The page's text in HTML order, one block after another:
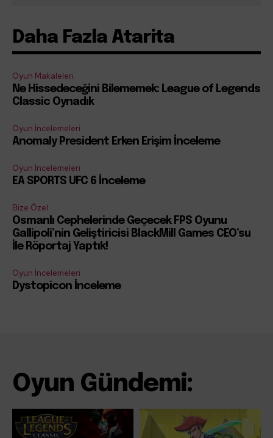
Daha Fazla Atarita
Oyun Makaleleri
Ne Hissedeceğini Bilememek: League of Legends
Classic Oynadık
Oyun İncelemeleri
Anomaly President Erken Erişim İnceleme
Oyun İncelemeleri
EA SPORTS UFC 6 İnceleme
Bize Özel
Osmanlı Cephelerinde Geçecek FPS Oyunu
Gallipoli’nin Geliştiricisi BlackMill Games CEO’su
İle Röportaj Yaptık!
Oyun İncelemeleri
Dystopicon İnceleme
Oyun Gündemi: